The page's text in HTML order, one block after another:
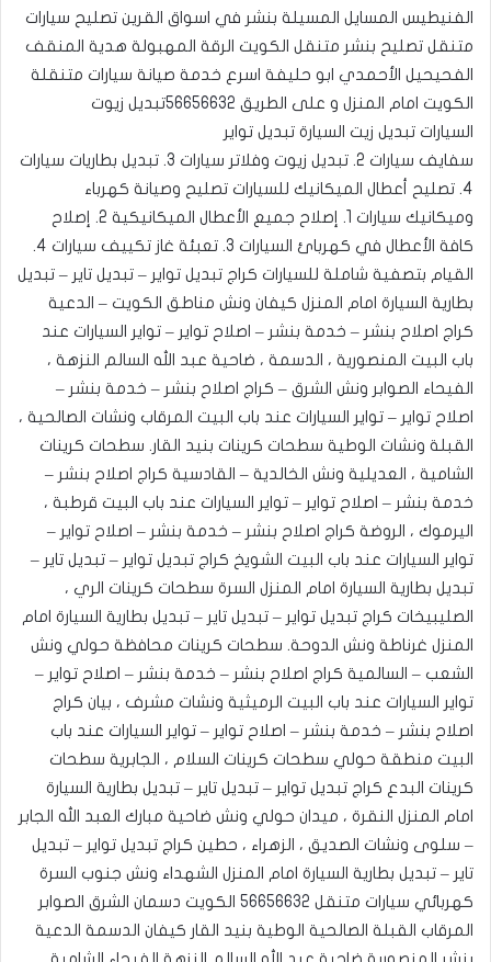
الفنيطيس المسايل المسيلة بنشر في اسواق القرين تصليح سيارات
متنقل تصليح بنشر متنقل الكويت الرقة المهبولة هدية المنقف
الفحيحيل الأحمدي ابو حليفة اسرع خدمة صيانة سيارات متنقلة
الكويت امام المنزل و على الطريق 56656632تبديل زيوت
السيارات تبديل زيت السيارة تبديل تواير
سفايف سيارات 2. تبديل زيوت وفلاتر سيارات 3. تبديل بطاريات سيارات
4. تصليح أعطال الميكانيك للسيارات ‎تصليح وصيانة كهرباء
وميكانيك سيارات 1. إصلاح جميع الأعطال الميكانيكية 2. إصلاح
كافة الأعطال في كهربائ السيارات 3. تعبئة غاز تكييف سيارات 4.
القيام بتصفية شاملة للسيارات ‎كراج تبديل تواير – تبديل تاير – تبديل
بطارية السيارة امام المنزل كيفان ونش مناطق الكويت – الدعية
كراج اصلاح بنشر – خدمة بنشر – اصلاح تواير – تواير السيارات عند
باب البيت المنصورية ، الدسمة ، ضاحية عبد الله السالم النزهة ،
الفيحاء ‎الصوابر ونش الشرق – كراج اصلاح بنشر – خدمة بنشر –
اصلاح تواير – تواير السيارات عند باب البيت المرقاب ونشات الصالحية ،
القبلة ونشات الوطية سطحات كرينات بنيد القار. ‎سطحات كرينات
الشامية ، العديلية ونش الخالدية – القادسية كراج اصلاح بنشر –
خدمة بنشر – اصلاح تواير – تواير السيارات عند باب البيت قرطبة ،
اليرموك ، الروضة كراج اصلاح بنشر – خدمة بنشر – اصلاح تواير –
تواير السيارات عند باب البيت الشويخ كراج تبديل تواير – تبديل تاير –
تبديل بطارية السيارة امام المنزل السرة سطحات كرينات الري ،
الصليبيخات كراج تبديل تواير – تبديل تاير – تبديل بطارية السيارة امام
المنزل غرناطة ونش الدوحة. ‎سطحات كرينات محافظة حولي ونش
الشعب – السالمية كراج اصلاح بنشر – خدمة بنشر – اصلاح تواير –
تواير السيارات عند باب البيت الرميثية ونشات مشرف ، بيان كراج
اصلاح بنشر – خدمة بنشر – اصلاح تواير – تواير السيارات عند باب
البيت منطقة حولي سطحات كرينات السلام ، الجابرية سطحات
كرينات البدع كراج تبديل تواير – تبديل تاير – تبديل بطارية السيارة
امام المنزل النقرة ، ميدان حولي ونش ضاحية مبارك العبد الله الجابر
– سلوى ونشات الصديق ، الزهراء ، حطين كراج تبديل تواير – تبديل
تاير – تبديل بطارية السيارة امام المنزل الشهداء ونش جنوب السرة
كهربائي سيارات متنقل 56656632 الكويت دسمان الشرق الصوابر
المرقاب القبلة الصالحية الوطية بنيد القار كيفان الدسمة الدعية